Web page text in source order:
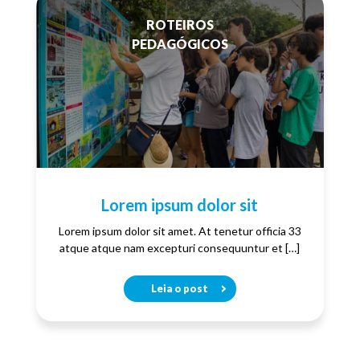
ROTEIROS
PEDAGÓGICOS
Lorem ipsum dolor sit
Lorem ipsum dolor sit amet. At tenetur officia 33
atque atque nam excepturi consequuntur et […]
Leia o post